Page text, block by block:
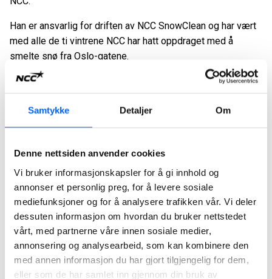
Samtykke Detaljer Om
Denne nettsiden anvender cookies
Vi bruker informasjonskapsler for å gi innhold og
annonser et personlig preg, for å levere sosiale
mediefunksjoner og for å analysere trafikken vår. Vi deler
dessuten informasjon om hvordan du bruker nettstedet
vårt, med partnerne våre innen sosiale medier,
annonsering og analysearbeid, som kan kombinere den
med annen informasjon du har gjort tilgjengelig for dem,
eller som de har samlet inn gjennom din bruk av
Han er ansvarlig for driften av NCC SnowClean og har vært
med alle de ti vintrene NCC har hatt oppdraget med å
smelte snø fra Oslo-gatene.
Denne vinteren kommer også Oslo havn inn som kunde og
renseanlegg.
planlegging og logistikk, skal kunne håndtere smelting og
rensing av Oslo-snøen på en svært god måte, sier Kevin.
Les mer om: Snøsmelting og NCC SnowClean
I tillegg til smelting og rensing av snøen fra Oslo-gatene og
havna, kommer også leveranser fra borettslag og
næringsvirksomhet.